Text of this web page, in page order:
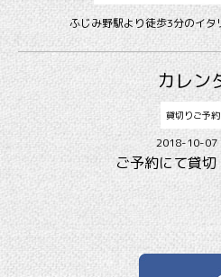
ふじみ野駅より徒歩3分のイ
カレン
貸切りご予約
2018-10-07
ご予約にて貸切